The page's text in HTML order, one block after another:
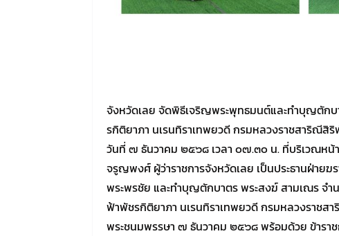
จังหวัดเลย จัดพิธีเจริญพระพุทธมนต์และทำบุญตักบ
รกิติยาภา นเรนทิราเทพยวดี กรมหลวงราชสาริณีสิริ
วันที่ ๗ ธันวาคม ๒๕๖๘ เวลา ๐๗.๓๐ น. ที่บริเวณหน้
จรูญพงศ์ ผู้ว่าราชการจังหวัดเลย เป็นประธานฝ่าย
พระพรชัย และทำบุญตักบาตร พระสงฆ์ สามเณร จำ
ฟ้าพัชรกิติยาภา นเรนทิราเทพยวดี กรมหลวงราชส
พระชนมพรรษา ๗ ธันวาคม ๒๕๖๘ พร้อมด้วย ข้าราช